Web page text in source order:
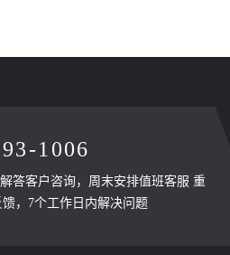
1006
答客户咨询，周末安排值班客服 重
，7个工作日内解决问题